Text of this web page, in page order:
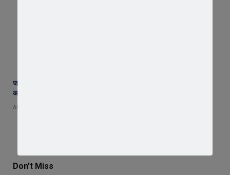
जावरा सिविल हॉस्पिटल में कमाल! 70 वर्षीय महिला के कूल्हे का सफल ऑपरेशन,
आयुष्मान से इलाज हुआ नि:शुल्क
AUGUST 8, 2026
Don't Miss